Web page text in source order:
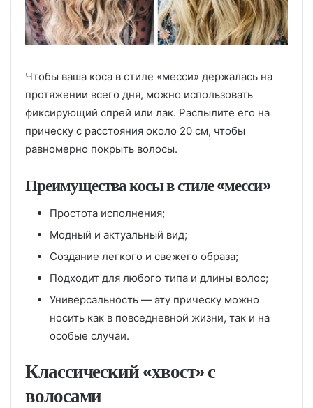
Чтобы ваша коса в стиле «месси» держалась на
протяжении всего дня, можно использовать
фиксирующий спрей или лак. Распылите его на
прическу с расстояния около 20 см, чтобы
равномерно покрыть волосы.
Преимущества косы в стиле «месси»
Простота исполнения;
Модный и актуальный вид;
Создание легкого и свежего образа;
Подходит для любого типа и длины волос;
Универсальность — эту прическу можно
носить как в повседневной жизни, так и на
особые случаи.
Классический «хвост» с
волосами